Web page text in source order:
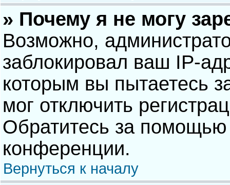
» Почему я не могу
Возможно,
заблокировал ваш IP-
которым вы пытаетесь
мог отключить
Обратитесь за помощью
конференции.
Вернуться к началу